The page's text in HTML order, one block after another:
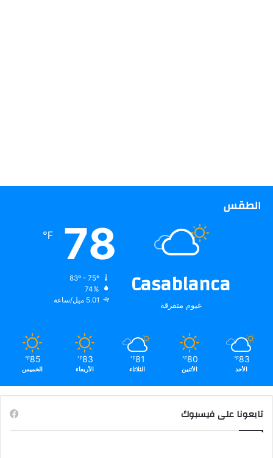
الطقس
Casablanca
غيوم متفرقة
78
℉
74%
5.01 ميل/ساعة
83
℉
الأحد
80
℉
الأثنين
81
℉
الثلاثاء
83
℉
الأربعاء
85
℉
الخميس
تابعونا على فيسبوك